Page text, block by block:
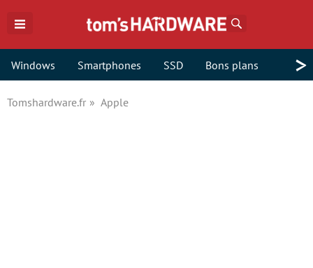
Windows Smartphones SSD Bons plans >
Tomshardware.fr Apple